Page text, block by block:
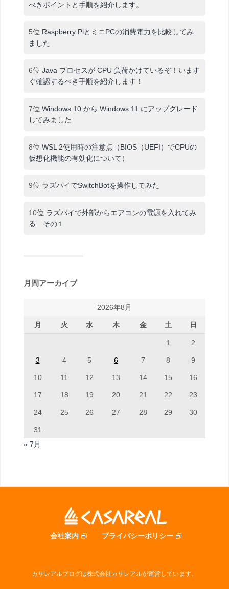
べきポイントと手順を紹介します。
5位 Raspberry PiとミニPCの消費電力を比較してみ
ました
6位 Java プロセスが CPU 負荷かけているぞ！います
ぐ確認するべき手順を紹介します！
7位 Windows 10 から Windows 11 にアップグレード
してみました
8位 WSL 2使用時の注意点（BIOS（UEFI）でCPUの
仮想化機能の有効化について）
9位 ラズパイでSwitchBotを操作してみた
10位 ラズパイで外部からエアコンの電源を入れてみ
る その１
月間アーカイブ
2026年8月
月 火 水 木 金 土 日
1 2
3 4 5 6 7 8 9
10 11 12 13 14 15 16
17 18 19 20 21 22 23
24 25 26 27 28 29 30
31
« 7月
会社案内 プライバシーポリシー
カサレアルブログは株式会社カサレアルが運営しています。